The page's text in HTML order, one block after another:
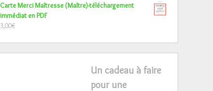
Carte Merci Maîtresse (Maître)-téléchargement
immédiat en PDF
3,00€
Un cadeau à faire
pour une